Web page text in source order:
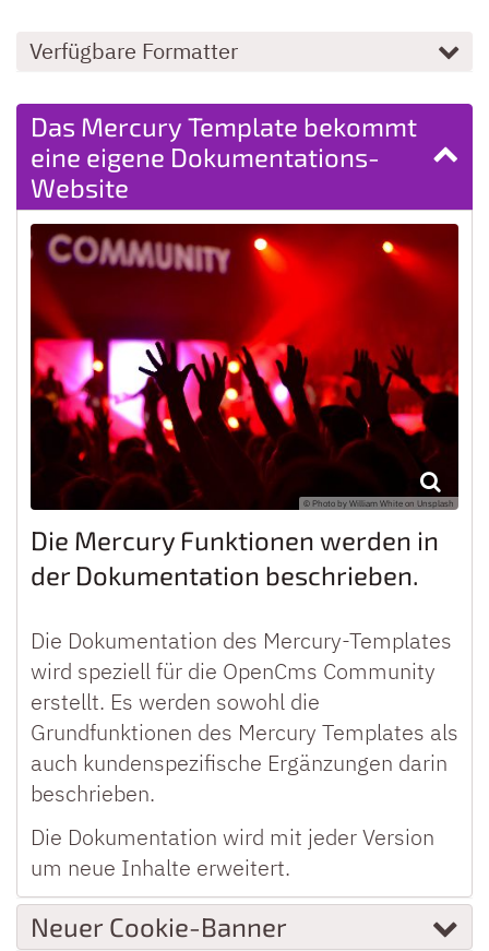
Verfügbare Formatter
Das Mercury Template bekommt
eine eigene Dokumentations-
Website
© Photo by William White on Unsplash
Die Mercury Funktionen werden in
der Dokumentation beschrieben.
Die Dokumentation des Mercury-Templates
wird speziell für die OpenCms Community
erstellt. Es werden sowohl die
Grundfunktionen des Mercury Templates als
auch kundenspezifische Ergänzungen darin
beschrieben.
Die Dokumentation wird mit jeder Version
um neue Inhalte erweitert.
Neuer Cookie-Banner